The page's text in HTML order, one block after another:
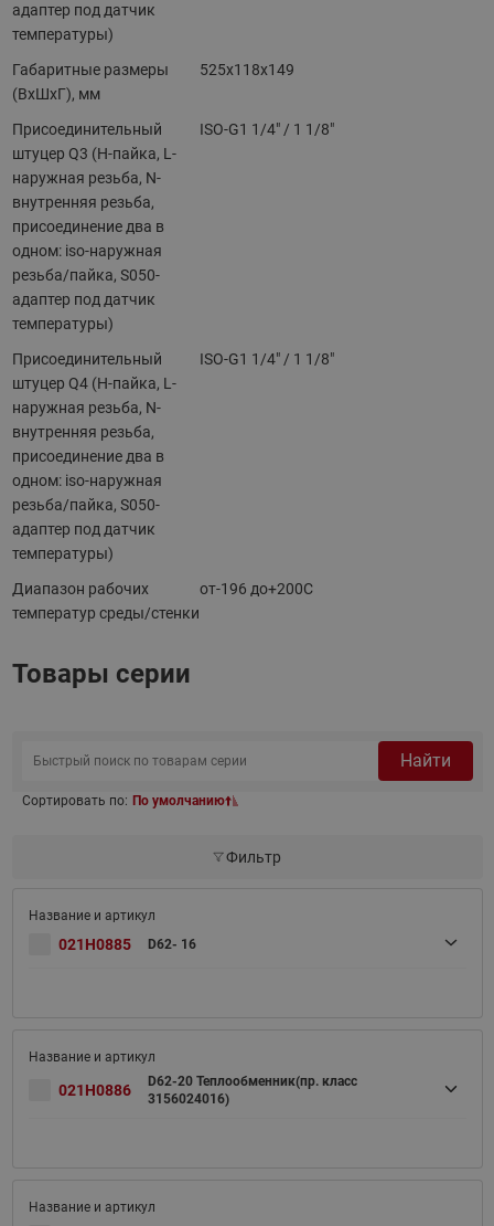
адаптер под датчик
температуры)
Габаритные размеры
(ВхШхГ), мм
525х118х149
Присоединительный
штуцер Q3 (H-пайка, L-
наружная резьба, N-
внутренняя резьба,
присоединение два в
одном: iso-наружная
резьба/пайка, S050-
адаптер под датчик
температуры)
ISO-G1 1/4" / 1 1/8"
Присоединительный
штуцер Q4 (H-пайка, L-
наружная резьба, N-
внутренняя резьба,
присоединение два в
одном: iso-наружная
резьба/пайка, S050-
адаптер под датчик
температуры)
ISO-G1 1/4" / 1 1/8"
Диапазон рабочих
температур среды/стенки
от-196 до+200C
Товары серии
Найти
Сортировать по: По умолчанию
Фильтр
021H0885 D62- 16
021H0886
D62-20 Теплообменник(пр. класс
3156024016)